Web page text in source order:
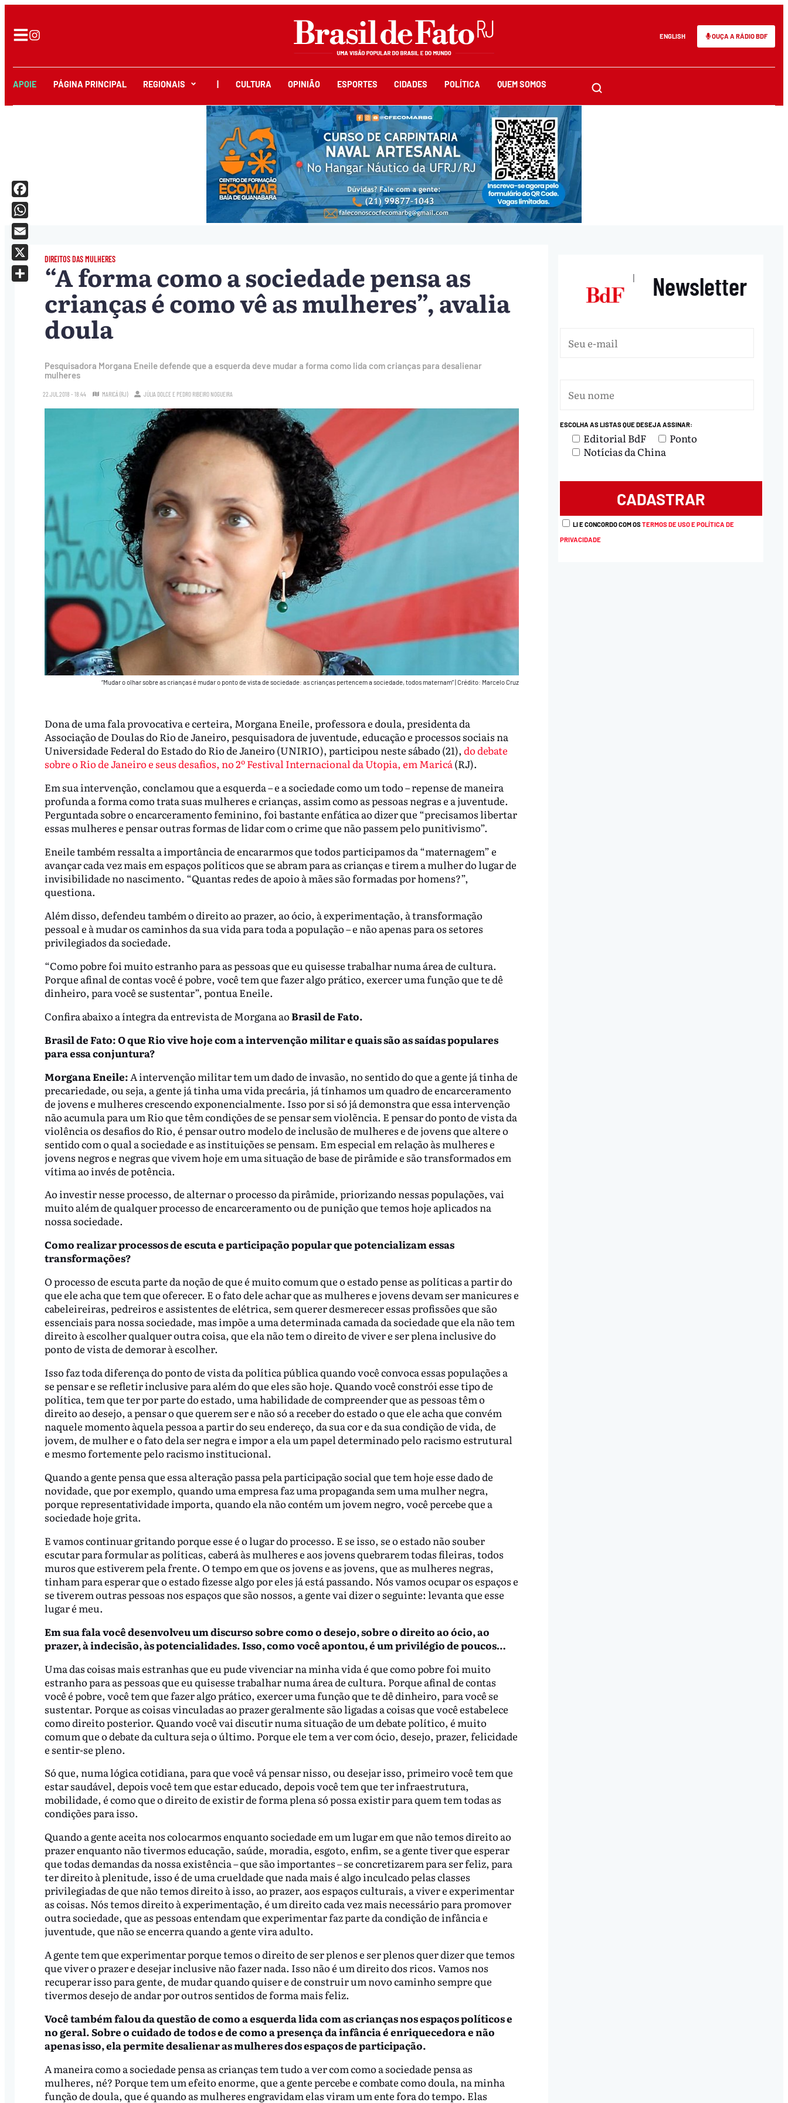
ENGLISH OUÇA A RÁDIO BDF
APOIE PÁGINA PRINCIPAL REGIONAIS CULTURA OPINIÃO ESPORTES CIDADES POLÍTICA QUEM SOMOS
DIREITOS DAS MULHERES
“A forma como a sociedade pensa as
crianças é como vê as mulheres”, avalia
doula
Pesquisadora Morgana Eneile defende que a esquerda deve mudar a forma como lida com crianças para desalienar
mulheres
22.JUL.2018 - 18:44 MARICÁ (RJ) JÚLIA DOLCE E PEDRO RIBEIRO NOGUEIRA
“Mudar o olhar sobre as crianças é mudar o ponto de vista de sociedade: as crianças pertencem a sociedade, todos maternam”|Crédito: Marcelo Cruz
Dona de uma fala provocativa e certeira, Morgana Eneile, professora e doula, presidenta da
Associação de Doulas do Rio de Janeiro, pesquisadora de juventude, educação e processos sociais na
Universidade Federal do Estado do Rio de Janeiro (UNIRIO), participou neste sábado (21), do debate
sobre o Rio de Janeiro e seus desafios, no 2º Festival Internacional da Utopia, em Maricá(RJ).
Em sua intervenção, conclamou que a esquerda – e a sociedade como um todo – repense de maneira
profunda a forma como trata suas mulheres e crianças, assim como as pessoas negras e a juventude.
Perguntada sobre o encarceramento feminino, foi bastante enfática ao dizer que “precisamos libertar
essas mulheres e pensar outras formas de lidar com o crime que não passem pelo punitivismo”.
Eneile também ressalta a importância de encararmos que todos participamos da “maternagem” e
avançar cada vez mais em espaços políticos que se abram para as crianças e tirem a mulher do lugar de
invisibilidade no nascimento. “Quantas redes de apoio à mães são formadas por homens?”,
questiona.
Além disso, defendeu também o direito ao prazer, ao ócio, à experimentação, à transformação
pessoal e à mudar os caminhos da sua vida para toda a população – e não apenas para os setores
privilegiados da sociedade.
“Como pobre foi muito estranho para as pessoas que eu quisesse trabalhar numa área de cultura.
Porque afinal de contas você é pobre, você tem que fazer algo prático, exercer uma função que te dê
dinheiro, para você se sustentar”, pontua Eneile.
Confira abaixo a íntegra da entrevista de Morgana aoBrasil de Fato.
Brasil de Fato: O que Rio vive hoje com a intervenção militar e quais são as saídas populares
para essa conjuntura?
Morgana Eneile: A intervenção militar tem um dado de invasão, no sentido do que a gente já tinha de
precariedade, ou seja, a gente já tinha uma vida precária, já tínhamos um quadro de encarceramento
de jovens e mulheres crescendo exponencialmente. Isso por si só já demonstra que essa intervenção
não acumula para um Rio que têm condições de se pensar sem violẽncia. E pensar do ponto de vista da
violência os desafios do Rio, é pensar outro modelo de inclusão de mulheres e de jovens que altere o
sentido com o qual a sociedade e as instituições se pensam. Em especial em relação às mulheres e
jovens negros e negras que vivem hoje em uma situação de base de pirâmide e são transformados em
vítima ao invés de potência.
Ao investir nesse processo, de alternar o processo da pirâmide, priorizando nessas populações, vai
muito além de qualquer processo de encarceramento ou de punição que temos hoje aplicados na
nossa sociedade.
Como realizar processos de escuta e participação popular que potencializam essas
transformações?
O processo de escuta parte da noção de que é muito comum que o estado pense as políticas a partir do
que ele acha que tem que oferecer. E o fato dele achar que as mulheres e jovens devam ser manicures e
cabeleireiras, pedreiros e assistentes de elétrica, sem querer desmerecer essas profissões que são
essenciais para nossa sociedade, mas impõe a uma determinada camada da sociedade que ela não tem
direito à escolher qualquer outra coisa, que ela não tem o direito de viver e ser plena inclusive do
ponto de vista de demorar à escolher.
Isso faz toda diferença do ponto de vista da política pública quando você convoca essas populações a
se pensar e se refletir inclusive para além do que eles são hoje. Quando você constrói esse tipo de
política, tem que ter por parte do estado, uma habilidade de compreender que as pessoas têm o
direito ao desejo, a pensar o que querem ser e não só a receber do estado o que ele acha que convém
naquele momento àquela pessoa a partir do seu endereço, da sua cor e da sua condição de vida, de
jovem, de mulher e o fato dela ser negra e impor a ela um papel determinado pelo racismo estrutural
e mesmo fortemente pelo racismo institucional.
Quando a gente pensa que essa alteração passa pela participação social que tem hoje esse dado de
novidade, que por exemplo, quando uma empresa faz uma propaganda sem uma mulher negra,
porque representatividade importa, quando ela não contém um jovem negro, você percebe que a
sociedade hoje grita.
E vamos continuar gritando porque esse é o lugar do processo. E se isso, se o estado não souber
escutar para formular as políticas, caberá às mulheres e aos jovens quebrarem todas fileiras, todos
muros que estiverem pela frente. O tempo em que os jovens e as jovens, que as mulheres negras,
tinham para esperar que o estado fizesse algo por eles já está passando. Nós vamos ocupar os espaços e
se tiverem outras pessoas nos espaços que são nossos, a gente vai dizer o seguinte: levanta que esse
lugar é meu.
Em sua fala você desenvolveu um discurso sobre como o desejo, sobre o direito ao ócio, ao
prazer, à indecisão, às potencialidades. Isso, como você apontou, é um privilégio de poucos…
Uma das coisas mais estranhas que eu pude vivenciar na minha vida é que como pobre foi muito
estranho para as pessoas que eu quisesse trabalhar numa área de cultura. Porque afinal de contas
você é pobre, você tem que fazer algo prático, exercer uma função que te dê dinheiro, para você se
sustentar. Porque as coisas vinculadas ao prazer geralmente são ligadas a coisas que você estabelece
como direito posterior. Quando você vai discutir numa situação de um debate político, é muito
comum que o debate da cultura seja o último. Porque ele tem a ver com ócio, desejo, prazer, felicidade
e sentir-se pleno.
Só que, numa lógica cotidiana, para que você vá pensar nisso, ou desejar isso, primeiro você tem que
estar saudável, depois você tem que estar educado, depois você tem que ter infraestrutura,
mobilidade, é como que o direito de existir de forma plena só possa existir para quem tem todas as
condições para isso.
Quando a gente aceita nos colocarmos enquanto sociedade em um lugar em que não temos direito ao
prazer enquanto não tivermos educação, saúde, moradia, esgoto, enfim, se a gente tiver que esperar
que todas demandas da nossa existência – que são importantes – se concretizarem para ser feliz, para
ter direito à plenitude, isso é de uma crueldade que nada mais é algo inculcado pelas classes
privilegiadas de que não temos direito à isso, ao prazer, aos espaços culturais, a viver e experimentar
as coisas. Nós temos direito à experimentação, é um direito cada vez mais necessário para promover
outra sociedade, que as pessoas entendam que experimentar faz parte da condição de infância e
juventude, que não se encerra quando a gente vira adulto.
A gente tem que experimentar porque temos o direito de ser plenos e ser plenos quer dizer que temos
que viver o prazer e desejar inclusive não fazer nada. Isso não é um direito dos ricos. Vamos nos
recuperar isso para gente, de mudar quando quiser e de construir um novo caminho sempre que
tivermos desejo de andar por outros sentidos de forma mais feliz.
Você também falou da questão de como a esquerda lida com as crianças nos espaços políticos e
no geral. Sobre o cuidado de todos e de como a presença da infância é enriquecedora e não
apenas isso, ela permite desalienar as mulheres dos espaços de participação.
A maneira como a sociedade pensa as crianças tem tudo a ver com como a sociedade pensa as
mulheres, né? Porque tem um efeito enorme, que a gente percebe e combate como doula, na minha
função de doula, que é quando as mulheres engravidam elas viram um ente fora do tempo. Elas
Facebook
WhatsApp
Email
X
| Newsletter
ESCOLHA AS LISTAS QUE DESEJA ASSINAR:
Editorial BdF
Ponto
Notícias da China
LI E CONCORDO COM OSTERMOS DE USO E POLÍTICA DE
PRIVACIDADE